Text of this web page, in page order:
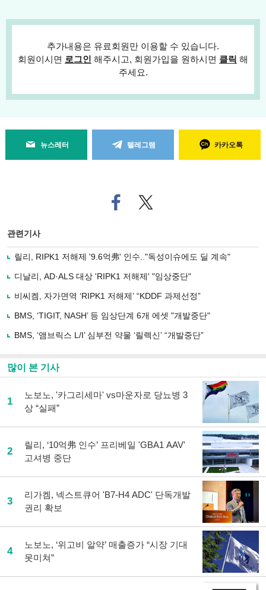
추가내용은 유료회원만 이용할 수 있습니다.
회원이시면 로그인 해주시고, 회원가입을 원하시면 클릭 해
주세요.
뉴스레터 텔레그램 카카오톡
페
이
로
기
사
유
기
트위
터로
관련기사
릴리, RIPK1 저해제 '9.6억弗' 인수.."독성이슈에도 딜 계속"
디날리, AD·ALS 대상 'RIPK1 저해제' "임상중단"
비씨켐, 자가면역 ‘RIPK1 저해제’ “KDDF 과제선정”
BMS, ‘TIGIT, NASH’ 등 임상단계 6개 에셋 "개발중단"
BMS, ‘앰브릭스 L/I’ 심부전 약물 ‘릴렉신’ “개발중단”
많이 본 기사
1
노보노, '카그리세마' vs마운자로 당뇨병 3
상 “실패”
2
릴리, ‘10억弗 인수’ 프리베일 'GBA1 AAV'
고셔병 중단
3
리가켐, 넥스트큐어 'B7-H4 ADC' 단독개발
권리 확보
4
노보노, ‘위고비 알약’ 매출증가 “시장 기대
못미쳐”